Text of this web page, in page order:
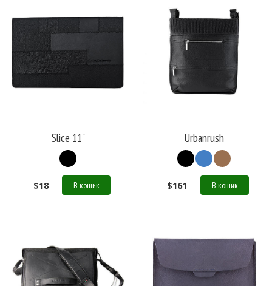
Slice 11"
$18 В кошик
Urbanrush
$161 В кошик